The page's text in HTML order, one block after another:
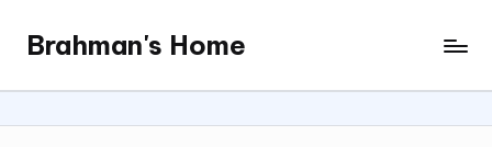
content
Brahman's Home
Spiritual
and